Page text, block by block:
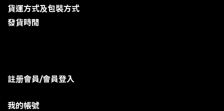
貨運方式及包裝方式
發貨時閒
註册會員/會員登入
我的帳號